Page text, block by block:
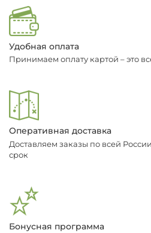
Удобная оплата
Принимаем оплату картой – это
Оперативная доставка
Доставляем заказы по всей
срок
Бонусная программа